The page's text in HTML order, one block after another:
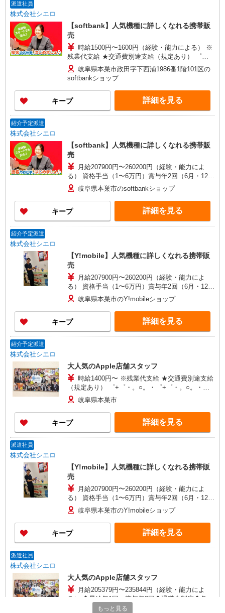
派遣社員
株式会社シエロ
【softbank】人気機種に詳しくなれる携帯販
売
時給1500円〜1600円（経験・能力による） ※
残業代支給 ★交通費別途支給（規定あり） ゜
+゜・。○。・゜+゜・。○。・゜+゜ 入社祝い金10
万円支給(規定有) お友達を紹介頂くと, インセンテ
ィブ支給(規定有) ★月2回払い・週払い可能（規程
有）★ ゜・。○。・゜+゜・。○。・゜+゜
岐阜県本巣市政田字下西浦1986番1階101区の
softbankショップ
キープ 詳細を見る
紹介予定派遣
株式会社シエロ
【softbank】人気機種に詳しくなれる携帯販
売
月給207900円〜260200円（経験・能力によ
る） 資格手当（1〜6万円）賞与年2回（6月・12
月・実績最高5.4カ月分） 未経験から入社半年で
年収400万円以上への昇給実績あり ※残業代支給
★交通費別途支給（規定あり） ゜+゜・。○。・゜
+゜・。○。・゜+゜ 入社祝い金10万円支給(規定
有) お友達を紹介頂くと, インセンティブ支給(規定
岐阜県本巣市のsoftbankショップ
キープ 詳細を見る
紹介予定派遣
株式会社シエロ
【Y!mobile】人気機種に詳しくなれる携帯販
売
月給207900円〜260200円（経験・能力によ
る） 資格手当（1〜6万円）賞与年2回（6月・12
月・実績最高5.4カ月分） 未経験から入社半年で
年収400万円以上への昇給実績あり ※残業代支給
★交通費別途支給（規定あり） ゜+゜・。○。・゜
+゜・。○。・゜+゜ 入社祝い金10万円支給(規定
有) お友達を紹介頂くと, インセンティブ支給(規定
岐阜県本巣市のY!mobileショップ
キープ 詳細を見る
紹介予定派遣
株式会社シエロ
大人気のApple店舗スタッフ
時給1400円〜 ※残業代支給 ★交通費別途支給
（規定あり） ゜+゜・。○。・゜+゜・。○。・゜
+゜ 入社祝い金10万円支給(規定有) お友達を紹介
頂くと, インセンティブ支給(規定有) ★月2回払
い・週払い可能（規程有）★ ゜・。○。・゜
+゜・。○。・゜+゜
岐阜県本巣市
キープ 詳細を見る
派遣社員
株式会社シエロ
【Y!mobile】人気機種に詳しくなれる携帯販
売
月給207900円〜260200円（経験・能力によ
る） 資格手当（1〜6万円）賞与年2回（6月・12
月・実績最高5.4カ月分） 未経験から入社半年で
年収400万円以上への昇給実績あり ※残業代支給
★交通費別途支給（規定あり） ゜+゜・。○。・゜
+゜・。○。・゜+゜ 入社祝い金10万円支給(規定
有) お友達を紹介頂くと, インセンティブ支給(規定
岐阜県本巣市のY!mobileショップ
キープ 詳細を見る
派遣社員
株式会社シエロ
大人気のApple店舗スタッフ
月給205379円〜235844円（経験・能力によ
る） ◆昇給年1回、賞与年2回◆退職金制度◆各種
社会保険◆社員会◆従業員割引◆確定拠出年金制
岐阜県本巣市
もっと見る